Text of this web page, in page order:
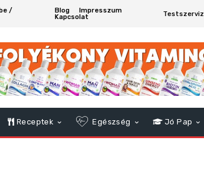
/
Blog
Impresszum
Kapcsolat
Testszerviz
Receptek Egészség Jó Pap